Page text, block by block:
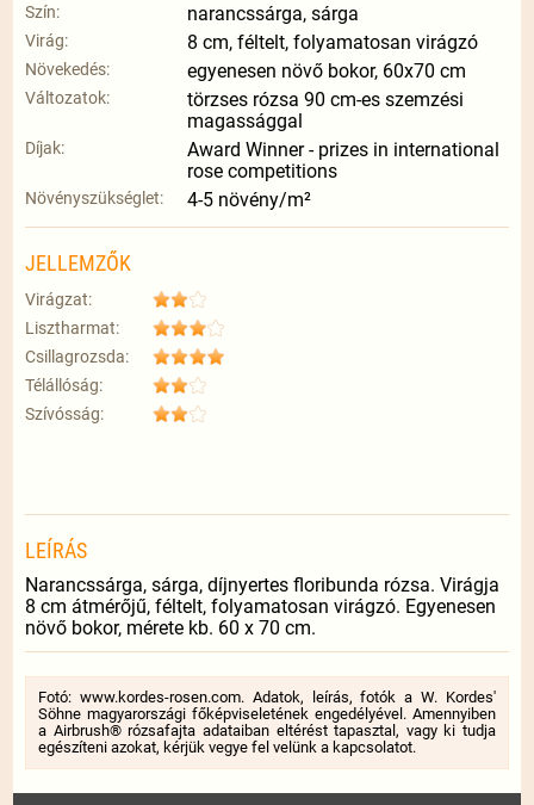
Szín: narancssárga, sárga
Virág: 8 cm, féltelt, folyamatosan virágzó
Növekedés: egyenesen növő bokor, 60x70 cm
Változatok:
törzses rózsa 90 cm-es szemzési
magassággal
Díjak:
Award Winner - prizes in international
rose competitions
Növényszükséglet: 4-5 növény/m²
JELLEMZŐK
Virágzat:
Lisztharmat:
Csillagrozsda:
Télállóság:
Szívósság:
LEÍRÁS
Narancssárga, sárga, díjnyertes floribunda rózsa. Virágja
8 cm átmérőjű, féltelt, folyamatosan virágzó. Egyenesen
növő bokor, mérete kb. 60 x 70 cm.
Fotó: www.kordes-rosen.com. Adatok, leírás, fotók a W. Kordes'
Söhne magyarországi főképviseletének engedélyével. Amennyiben
a Airbrush® rózsafajta adataiban eltérést tapasztal, vagy ki tudja
egészíteni azokat, kérjük vegye fel velünk a kapcsolatot.